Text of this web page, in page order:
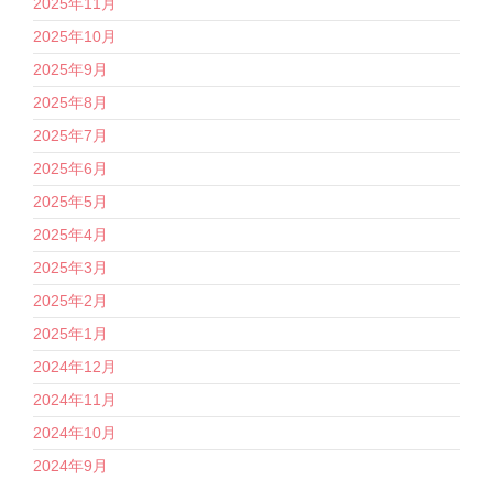
2025年11月
2025年10月
2025年9月
2025年8月
2025年7月
2025年6月
2025年5月
2025年4月
2025年3月
2025年2月
2025年1月
2024年12月
2024年11月
2024年10月
2024年9月